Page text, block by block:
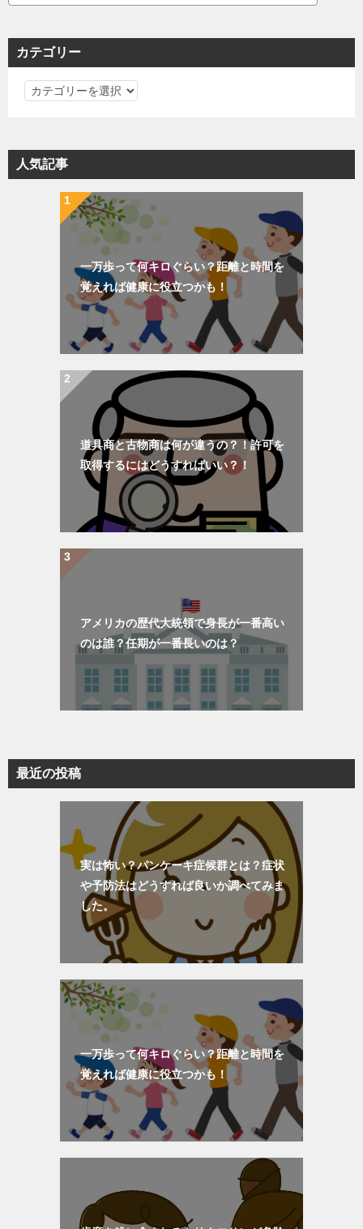
索
カテゴリー
カ
リ
ー
人気記事
一万歩って何キロぐらい？距離と時間を
覚えれば健康に役立つかも！
道具商と古物商は何が違うの？！許可を
取得するにはどうすればいい？！
アメリカの歴代大統領で身長が一番高い
のは誰？任期が一番長いのは？
最近の投稿
実は怖い？パンケーキ症候群とは？症状
や予防法はどうすれば良いか調べてみま
した。
一万歩って何キロぐらい？距離と時間を
覚えれば健康に役立つかも！